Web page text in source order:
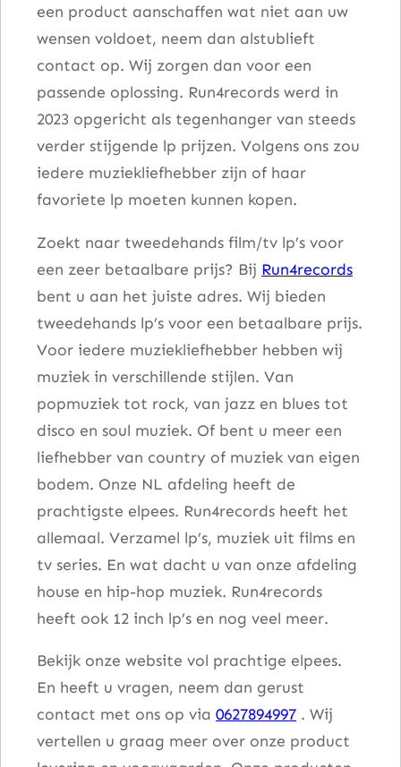
een product aanschaffen wat niet aan uw
wensen voldoet, neem dan alstublieft
contact op. Wij zorgen dan voor een
passende oplossing. Run4records werd in
2023 opgericht als tegenhanger van steeds
verder stijgende lp prijzen. Volgens ons zou
iedere muziekliefhebber zijn of haar
favoriete lp moeten kunnen kopen.
Zoekt naar tweedehands film/tv lp’s voor
een zeer betaalbare prijs? Bij Run4records
bent u aan het juiste adres. Wij bieden
tweedehands lp’s voor een betaalbare prijs.
Voor iedere muziekliefhebber hebben wij
muziek in verschillende stijlen. Van
popmuziek tot rock, van jazz en blues tot
disco en soul muziek. Of bent u meer een
liefhebber van country of muziek van eigen
bodem. Onze NL afdeling heeft de
prachtigste elpees. Run4records heeft het
allemaal. Verzamel lp’s, muziek uit films en
tv series. En wat dacht u van onze afdeling
house en hip-hop muziek. Run4records
heeft ook 12 inch lp’s en nog veel meer.
Bekijk onze website vol prachtige elpees.
En heeft u vragen, neem dan gerust
contact met ons op via 0627894997 . Wij
vertellen u graag meer over onze product